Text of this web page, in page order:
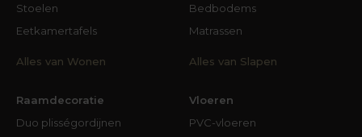
Stoelen
Eetkamertafels
Alles van Wonen
Bedbodems
Matrassen
Alles van Slapen
Raamdecoratie
Duo plisségordijnen
Vloeren
PVC-vloeren